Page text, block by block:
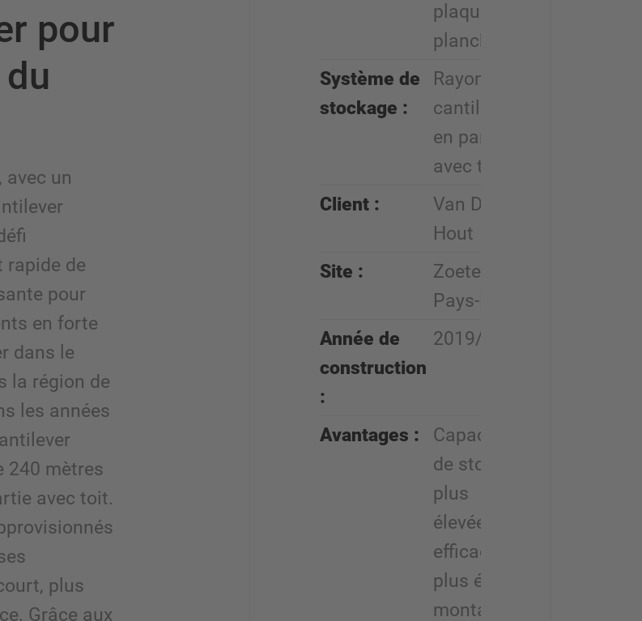
pour
avec un
rapide de
pour
en forte
dans le
la région de
les années
240 mètres
avec toit.
plus
Grâce aux
plaques,
planches)
Système de
stockage :
Rayonnages
cantilever,
en partie
avec toit
Client :
Van Dorp
Hout
Site :
Zoetermeer,
Pays-Bas
Année de
construction
:
2019/2020
Avantages :
Capacités
de stockage
plus
élevées,
efficacité
plus élevée,
montage